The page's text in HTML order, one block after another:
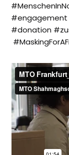
#engagement
#donation